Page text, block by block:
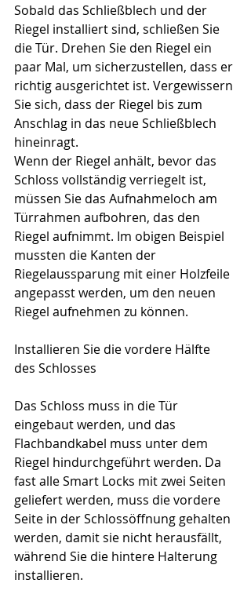
Sobald das Schließblech und der
Riegel installiert sind, schließen Sie
die Tür. Drehen Sie den Riegel ein
paar Mal, um sicherzustellen, dass er
richtig ausgerichtet ist. Vergewissern
Sie sich, dass der Riegel bis zum
Anschlag in das neue Schließblech
hineinragt.
Wenn der Riegel anhält, bevor das
Schloss vollständig verriegelt ist,
müssen Sie das Aufnahmeloch am
Türrahmen aufbohren, das den
Riegel aufnimmt. Im obigen Beispiel
mussten die Kanten der
Riegelaussparung mit einer Holzfeile
angepasst werden, um den neuen
Riegel aufnehmen zu können.
Installieren Sie die vordere Hälfte
des Schlosses
Das Schloss muss in die Tür
eingebaut werden, und das
Flachbandkabel muss unter dem
Riegel hindurchgeführt werden. Da
fast alle Smart Locks mit zwei Seiten
geliefert werden, muss die vordere
Seite in der Schlossöffnung gehalten
werden, damit sie nicht herausfällt,
während Sie die hintere Halterung
installieren.